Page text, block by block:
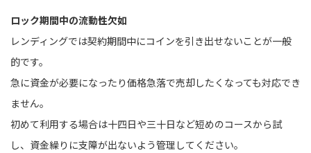
ロック期間中の流動性欠如
レンディングでは契約期間中にコインを引き出せないことが一般
的です。
急に資金が必要になったり価格急落で売却したくなっても対応でき
ません。
初めて利用する場合は十四日や三十日など短めのコースから試
し、資金繰りに支障が出ないよう管理してください。